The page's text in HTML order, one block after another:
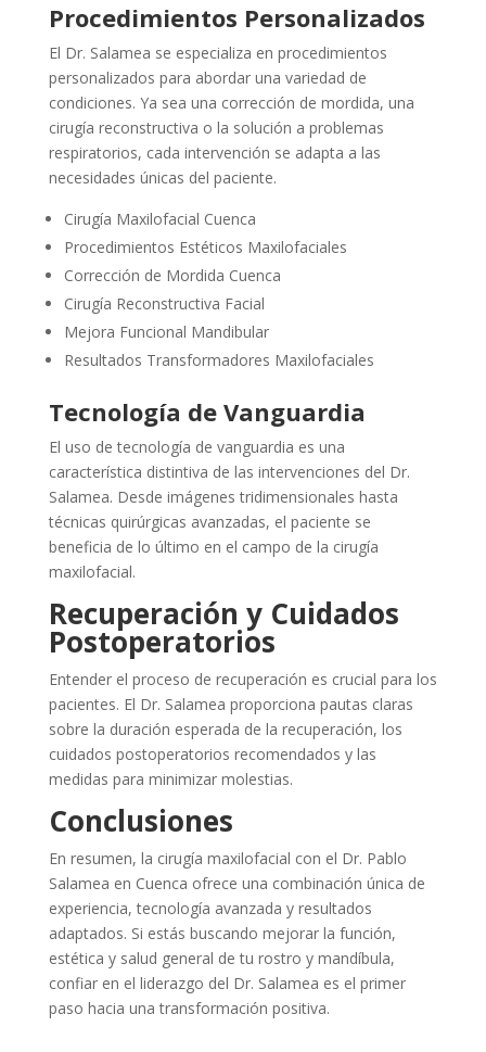
Procedimientos Personalizados
El Dr. Salamea se especializa en procedimientos
personalizados para abordar una variedad de
condiciones. Ya sea una corrección de mordida, una
cirugía reconstructiva o la solución a problemas
respiratorios, cada intervención se adapta a las
necesidades únicas del paciente.
Cirugía Maxilofacial Cuenca
Procedimientos Estéticos Maxilofaciales
Corrección de Mordida Cuenca
Cirugía Reconstructiva Facial
Mejora Funcional Mandibular
Resultados Transformadores Maxilofaciales
Tecnología de Vanguardia
El uso de tecnología de vanguardia es una
característica distintiva de las intervenciones del Dr.
Salamea. Desde imágenes tridimensionales hasta
técnicas quirúrgicas avanzadas, el paciente se
beneficia de lo último en el campo de la cirugía
maxilofacial.
Recuperación y Cuidados
Postoperatorios
Entender el proceso de recuperación es crucial para los
pacientes. El Dr. Salamea proporciona pautas claras
sobre la duración esperada de la recuperación, los
cuidados postoperatorios recomendados y las
medidas para minimizar molestias.
Conclusiones
En resumen, la cirugía maxilofacial con el Dr. Pablo
Salamea en Cuenca ofrece una combinación única de
experiencia, tecnología avanzada y resultados
adaptados. Si estás buscando mejorar la función,
estética y salud general de tu rostro y mandíbula,
confiar en el liderazgo del Dr. Salamea es el primer
paso hacia una transformación positiva.